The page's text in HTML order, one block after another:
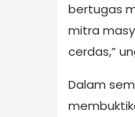
bertugas
mitra
cerdas,”
Dalam